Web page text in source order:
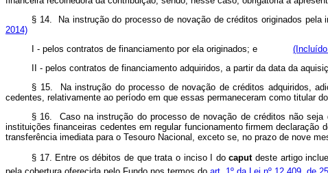
§ 14. Na instrução do processo de novação de créditos originados
2014)
I - pelos contratos de financiamento por ela originados; e
II - pelos contratos de financiamento adquiridos, a partir da data da
§ 15. Na instrução do processo de novação de créditos adquiridos,
cedentes, relativamente ao período em que essas permaneceram como
§ 16. Caso na instrução do processo de novação de créditos não
instituições financeiras cedentes em regular funcionamento firmem
transferência imediata para o Tesouro Nacional, exceto se, no prazo de nove
§ 17. Entre os débitos de que trata o inciso I docaputdeste artigo